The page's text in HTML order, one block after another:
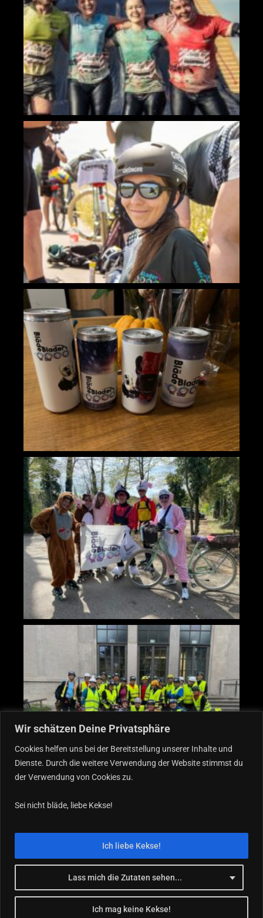
Wir schätzen Deine Privatsphäre
Cookies helfen uns bei der Bereitstellung unserer Inhalte und
Dienste. Durch die weitere Verwendung der Website stimmst du
der Verwendung von Cookies zu.
Sei nicht bläde, liebe Kekse!
Lass mich die Zutaten sehen...
Ich mag keine Kekse!
Ich liebe Kekse!
F
c
b
o
o
k
s
t
a
g
r
a
blader-blader.de 2025 © Michael Wagner sup.